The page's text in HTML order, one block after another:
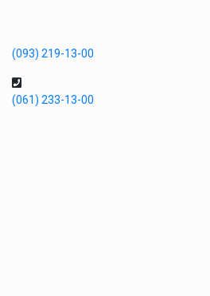
(093) 219-13-00
(061) 233-13-00